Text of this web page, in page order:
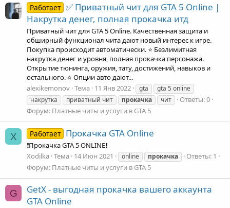
Работает ✅ Приватный чит для GTA 5 Online |
Накрутка денег, полная прокачка итд
Приватный чит для GTA 5 Online. Качественная защита и
обширный функционал чита дают новый интерес к игре.
Покупка происходит автоматически. ⭐ Безлимитная
накрутка денег и уровня, полная прокачка персонажа.
Открытие тюнинга, оружия, тату, достижений, навыков и
остального. ⭐ Опции авто дают...
alexikemonov Тема 11 Янв 2022 gta
gta 5 online
накрутка
приватный чит прокачка чит
Ответы: 0
Форум: Платные читы и услуги в GTA 5
X Работает Прокачка GTA Online
❗Прокачка GTA 5 ONLINE❗
Xodilka Тема 14 Июн 2021 online прокачка
Ответы: 1
Форум: Платные читы и услуги в GTA 5
G
GetX - выгодная прокачка вашего аккаунта
GTA Online